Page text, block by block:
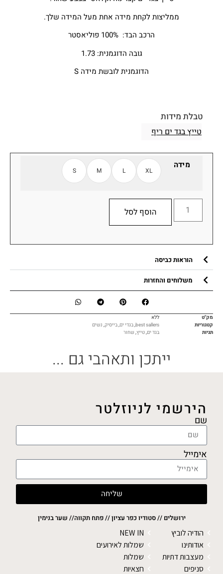
ממליצות לקחת מידה אחת מעל המידה שלך.
הרכב הבד: 100% פוליאסטר
גובה הדוגמנית: 1.73
הדוגמנית לובשת מידה S
טבלת מידות
טייץ בגד ים ריף
מידה
XL
L
M
S
הוסף לסל
הוראות כביסה
משלוחים והחזרות
מק"ט
ללא
קטגוריות
best sallers
,בגדי ים,בייסיק, נשים
תגיות
בגד ים,טייץ, שחור
ייתכן ותאהבי גם ...
הירשמי לניוזלטר
שם
אימייל
שליחה
ירושלים // סטודיו כפר עציון // פתח תקווה// שער בנימין
הודיה לוביץ
אודותינו
מעצבות דתיות
סניפים
NEW IN
שמלות לאירועים
שמלות
חצאיות